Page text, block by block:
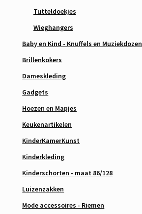
Tutteldoekjes
Wieghangers
Baby en Kind - Knuffels en Muziekdozen
Brillenkokers
Dameskleding
Gadgets
Hoezen en Mapjes
Keukenartikelen
KinderKamerKunst
Kinderkleding
Kinderschorten - maat 86/128
Luizenzakken
Mode accessoires - Riemen